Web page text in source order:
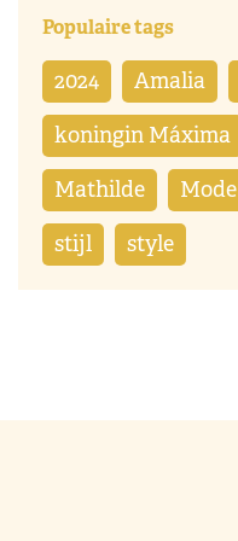
Populaire tags
2024 Amalia
koningin Máxima
Mathilde Mode
stijl style